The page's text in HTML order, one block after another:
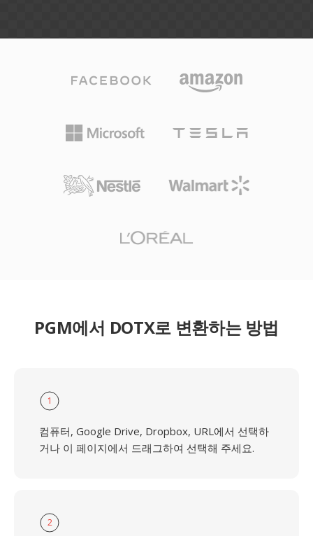
PGM에서 DOTX로 변환하는 방법
1
컴퓨터, Google Drive, Dropbox, URL에서 선택하
거나 이 페이지에서 드래그하여 선택해 주세요.
2